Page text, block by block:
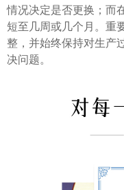
情况决定是否更换；而
短至几周或几个月。重
整，并始终保持对生产
决问题。